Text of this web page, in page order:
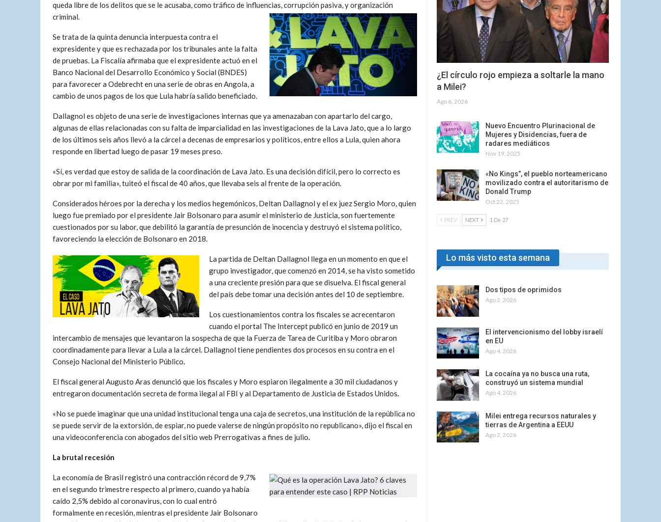
queda libre de los delitos que se le acusaba, como tráfico de influencias, corrupción pasiva, y organización
criminal.
Se trata de la quinta denuncia interpuesta contra el
expresidente y que es rechazada por los tribunales ante la falta
de pruebas. La Fiscalía afirmaba que el expresidente actuó en el
Banco Nacional del Desarrollo Económico y Social (BNDES)
para favorecer a Odebrecht en una serie de obras en Angola, a
cambio de unos pagos de los que Lula habría salido beneficiado.
Dallagnol es objeto de una serie de investigaciones internas que ya amenazaban con apartarlo del cargo,
algunas de ellas relacionadas con su falta de imparcialidad en las investigaciones de la Lava Jato, que a lo largo
de los últimos seis años llevó a la cárcel a decenas de empresarios y políticos, entre ellos a Lula, quien ahora
responde en libertad luego de pasar 19 meses preso.
«Sí, es verdad que estoy de salida de la coordinación de Lava Jato. Es una decisión difícil, pero lo correcto es
obrar por mi familia», tuiteó el fiscal de 40 años, que llevaba seis al frente de la operación.
Considerados héroes por la derecha y los medios hegemónicos, Deltan Dallagnol y el ex juez Sergio Moro, quien
luego fue premiado por el presidente Jair Bolsonaro para asumir el ministerio de Justicia, son fuertemente
cuestionados por su labor, que debilitó la garantía de presunción de inocencia y destruyó el sistema político,
favoreciendo la elección de Bolsonaro en 2018.
La partida de Deltan Dallagnol llega en un momento en que el
grupo investigador, que comenzó en 2014, se ha visto sometido
a una creciente presión para que se disuelva. El fiscal general
del país debe tomar una decisión antes del 10 de septiembre.
Los cuestionamientos contra los fiscales se acrecentaron
cuando el portal The Intercept publicó en junio de 2019 un
intercambio de mensajes que levantaron la sospecha de que la Fuerza de Tarea de Curitiba y Moro obraron
coordinadamente para llevar a Lula a la cárcel. Dallagnol tiene pendientes dos procesos en su contra en el
Consejo Nacional del Ministerio Público.
El fiscal general Augusto Aras denunció que los fiscales y Moro espiaron ilegalmente a 30 mil ciudadanos y
entregaron documentación secreta de forma ilegal al FBI y al Departamento de Justicia de Estados Unidos.
«No se puede imaginar que una unidad institucional tenga una caja de secretos, una institución de la república no
se puede servir de la extorsión, de espiar, no puede valerse de ningún propósito no republicano», dijo el fiscal en
una videoconferencia con abogados del sitio web Prerrogativas a fines de julio.
La brutal recesión
La economía de Brasil registró una contracción récord de 9,7%
en el segundo trimestre respecto al primero, cuando ya había
caído 2,5% debido al coronavirus, con lo cual entró
formalmente en recesión, mientras el presidente Jair Bolsonaro
¿El círculo rojo empieza a soltarle la mano
a Milei?
Ago 6, 2026
Nuevo Encuentro Plurinacional de
Mujeres y Disidencias, fuera de
radares mediáticos
Nov 19, 2025
«No Kings”, el pueblo norteamericano
movilizado contra el autoritarismo de
Donald Trump
Oct 22, 2025
PREV NEXT 1 De 27
Lo más visto esta semana
Dos tipos de oprimidos
Ago 2, 2026
El intervencionismo del lobby israelí
en EU
Ago 4, 2026
La cocaína ya no busca una ruta,
construyó un sistema mundial
Ago 4, 2026
Milei entrega recursos naturales y
tierras de Argentina a EEUU
Ago 2, 2026